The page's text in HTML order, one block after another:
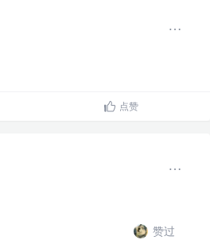
点赞
赞过